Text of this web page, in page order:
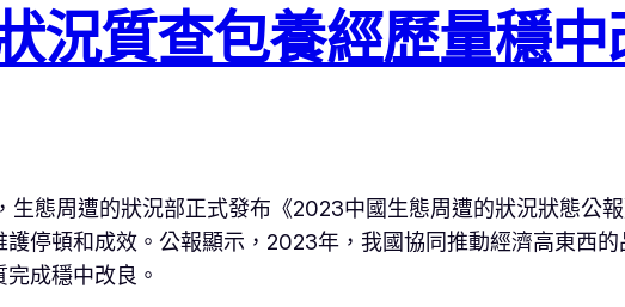
況質查包養經歷量穩中
態周遭的狀況部正式發布《2023中國生態周遭的狀況狀態公
停頓和成效。公報顯示，2023年，我國協同推動經濟高東西
成穩中改良。